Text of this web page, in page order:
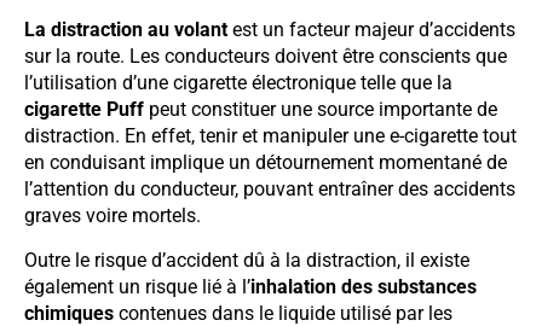
La distraction au volant est un facteur majeur d’accidents
sur la route. Les conducteurs doivent être conscients que
l’utilisation d’une cigarette électronique telle que la
cigarette Puff peut constituer une source importante de
distraction. En effet, tenir et manipuler une e-cigarette tout
en conduisant implique un détournement momentané de
l’attention du conducteur, pouvant entraîner des accidents
graves voire mortels.
Outre le risque d’accident dû à la distraction, il existe
également un risque lié à l’inhalation des substances
chimiques contenues dans le liquide utilisé par les